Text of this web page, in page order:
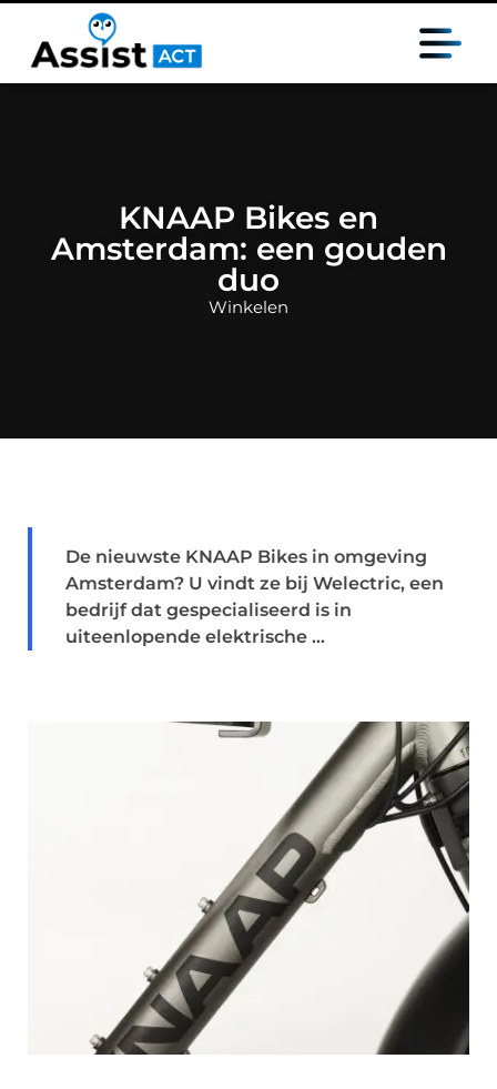
KNAAP Bikes en
Amsterdam: een gouden
duo
Winkelen
De nieuwste KNAAP Bikes in omgeving
Amsterdam? U vindt ze bij Welectric, een
bedrijf dat gespecialiseerd is in
uiteenlopende elektrische ...